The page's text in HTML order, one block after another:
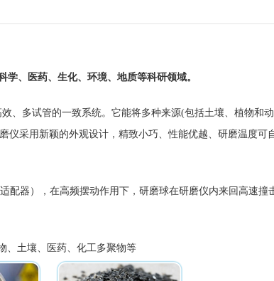
学、医药、生化、环境、地质等科研领域。
、多试管的一致系统。它能将多种来源(包括土壤、植物
仪采用新颖的外观设计，精致小巧、性能优越、研磨温度可
配器），在高频摆动作用下，研磨球在研磨仪内来回高速
、土壤、医药、化工多聚物等